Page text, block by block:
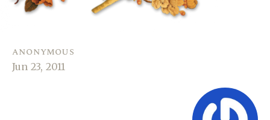
anonymous
Jun 23, 2011